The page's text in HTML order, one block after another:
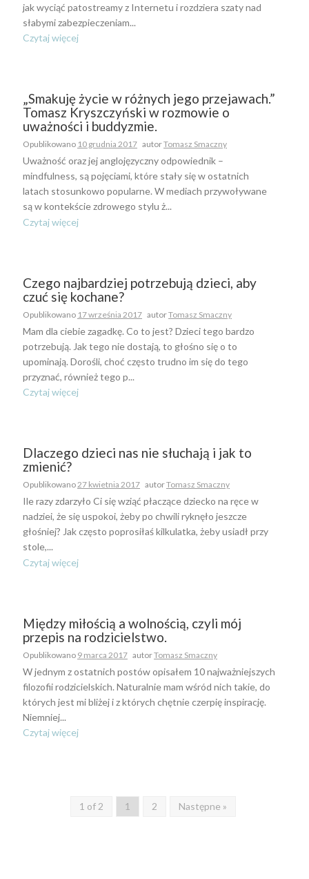
jak wyciąć patostreamy z Internetu i rozdziera szaty nad
słabymi zabezpieczeniam...
Czytaj więcej
„Smakuję życie w różnych jego przejawach.”
Tomasz Kryszczyński w rozmowie o
uważności i buddyzmie.
Opublikowano 10 grudnia 2017 autorTomasz Smaczny
Uważność oraz jej anglojęzyczny odpowiednik –
mindfulness, są pojęciami, które stały się w ostatnich
latach stosunkowo popularne. W mediach przywoływane
są w kontekście zdrowego stylu ż...
Czytaj więcej
Czego najbardziej potrzebują dzieci, aby
czuć się kochane?
Opublikowano 17 września 2017 autorTomasz Smaczny
Mam dla ciebie zagadkę. Co to jest? Dzieci tego bardzo
potrzebują. Jak tego nie dostają, to głośno się o to
upominają. Dorośli, choć często trudno im się do tego
przyznać, również tego p...
Czytaj więcej
Dlaczego dzieci nas nie słuchają i jak to
zmienić?
Opublikowano27 kwietnia 2017 autorTomasz Smaczny
Ile razy zdarzyło Ci się wziąć płaczące dziecko na ręce w
nadziei, że się uspokoi, żeby po chwili ryknęło jeszcze
głośniej? Jak często poprosiłaś kilkulatka, żeby usiadł przy
stole,...
Czytaj więcej
Między miłością a wolnością, czyli mój
przepis na rodzicielstwo.
Opublikowano 9 marca 2017 autorTomasz Smaczny
W jednym z ostatnich postów opisałem 10 najważniejszych
filozofii rodzicielskich. Naturalnie mam wśród nich takie, do
których jest mi bliżej i z których chętnie czerpię inspirację.
Niemniej...
Czytaj więcej
1 of 2 1 2 Następne »